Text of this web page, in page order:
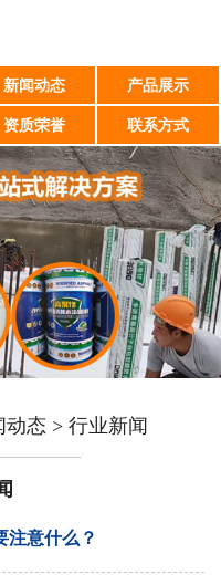
新闻动态 产品展示
资质荣誉 联系方式
动态 > 行业新闻
注意什么？